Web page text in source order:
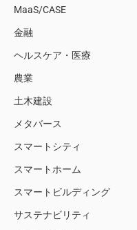
MaaS/CASE
金融
ヘルスケア・医療
農業
土木建設
メタバース
スマートシティ
スマートホーム
スマートビルディング
サステナビリティ